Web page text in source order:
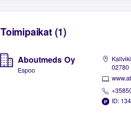
Toimipaikat (1)
Aboutmeds Oy
Espoo
02780
ID: